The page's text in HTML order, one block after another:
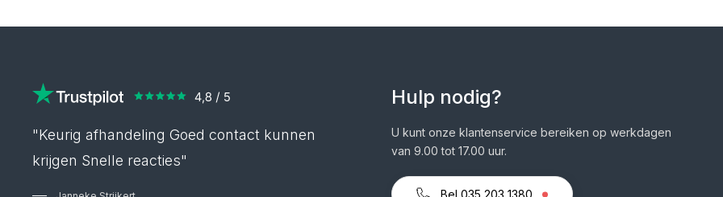
"Keurig afhandeling Goed contact kunnen
krijgen Snelle reacties"
Hulp nodig?
U kunt onze klantenservice bereiken op werkdagen
van 9.00 tot 17.00 uur.
Bel 035 203 1380